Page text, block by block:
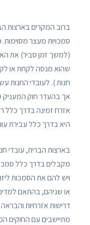
ברוב המקרים בארצות
סמכויות מעצר
(למשך זמן סביר) את
שהוא מנסה לקחת או
חנות ). לעובדי החנות
אך בהעדר חוק המעניק
אזרח זמינה בדרך כלל
היא בדרך כלל עבירת
בארצות הברית, עובדי
מקבלים בדרך כלל
ויש להם את הסמכות
או שניהם, בהתאם
דרישות אזרחיות
מתיישבים עם החוקים